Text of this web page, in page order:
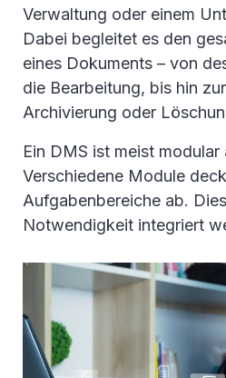
Verwaltung oder einem
Dabei begleitet es den
eines Dokuments – von
die Bearbeitung, bis hin
Archivierung oder
Ein DMS ist meist modular
Verschiedene Module
Aufgabenbereiche ab.
Notwendigkeit integriert